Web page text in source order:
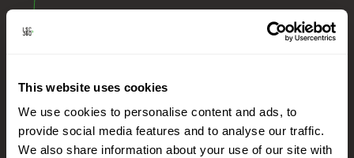
This website uses cookies
We use cookies to personalise content and ads, to
provide social media features and to analyse our traffic.
We also share information about your use of our site with